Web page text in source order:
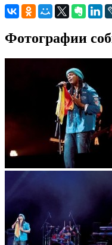
Фотографии